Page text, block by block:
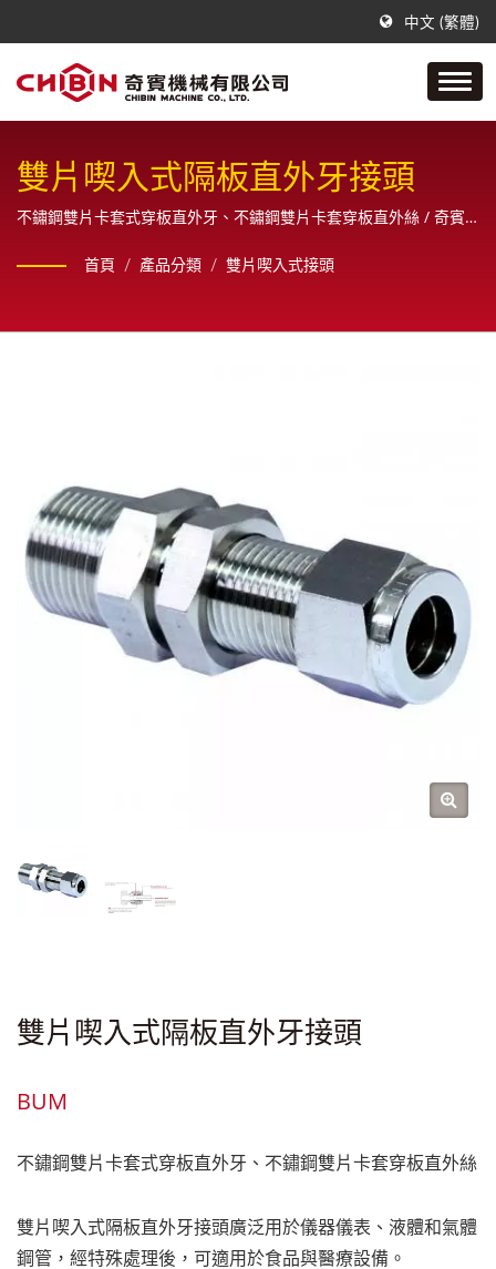
中文 (繁體)
雙片喫入式隔板直外牙接頭
不鏽鋼雙片卡套式穿板直外牙、不鏽鋼雙片卡套穿板直外絲 / 奇賓
繪圖原直到最終成品之一系列生產製造，且為客戶提供全方位的銷
首頁 / 產品分類 / 雙片喫入式接頭
雙片喫入式隔板直外牙接頭
BUM
不鏽鋼雙片卡套式穿板直外牙、不鏽鋼雙片卡套穿板直外絲
雙片喫入式隔板直外牙接頭廣泛用於儀器儀表、液體和氣體
鋼管，經特殊處理後，可適用於食品與醫療設備。